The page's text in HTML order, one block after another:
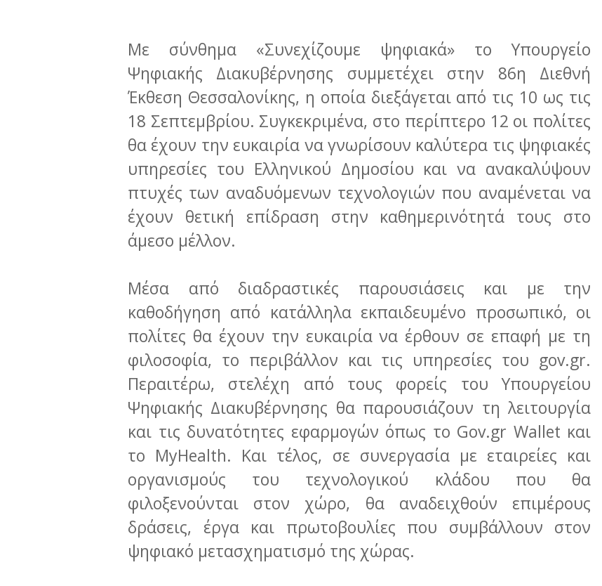
Με σύνθημα «Συνεχίζουμε ψηφιακά» το Υπουργείο
Ψηφιακής Διακυβέρνησης συμμετέχει στην 86η Διεθνή
Έκθεση Θεσσαλονίκης, η οποία διεξάγεται από τις 10 ως τις
18 Σεπτεμβρίου. Συγκεκριμένα, στο περίπτερο 12 οι πολίτες
θα έχουν την ευκαιρία να γνωρίσουν καλύτερα τις ψηφιακές
υπηρεσίες του Ελληνικού Δημοσίου και να ανακαλύψουν
πτυχές των αναδυόμενων τεχνολογιών που αναμένεται να
έχουν θετική επίδραση στην καθημερινότητά τους στο
άμεσο μέλλον.
Μέσα από διαδραστικές παρουσιάσεις και με την
καθοδήγηση από κατάλληλα εκπαιδευμένο προσωπικό, οι
πολίτες θα έχουν την ευκαιρία να έρθουν σε επαφή με τη
φιλοσοφία, το περιβάλλον και τις υπηρεσίες του gov.gr.
Περαιτέρω, στελέχη από τους φορείς του Υπουργείου
Ψηφιακής Διακυβέρνησης θα παρουσιάζουν τη λειτουργία
και τις δυνατότητες εφαρμογών όπως το Gov.gr Wallet και
το MyHealth. Και τέλος, σε συνεργασία με εταιρείες και
οργανισμούς του τεχνολογικού κλάδου που θα
φιλοξενούνται στον χώρο, θα αναδειχθούν επιμέρους
δράσεις, έργα και πρωτοβουλίες που συμβάλλουν στον
ψηφιακό μετασχηματισμό της χώρας.